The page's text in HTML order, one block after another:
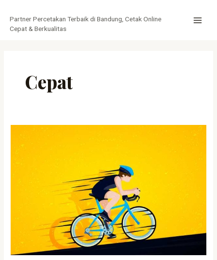
konten
Partner Percetakan Terbaik di Bandung, Cetak Online
Cepat & Berkualitas
Cepat